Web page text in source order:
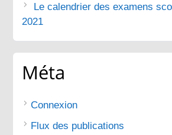
Le calendrier des examens
2021
Méta
Connexion
Flux des publications